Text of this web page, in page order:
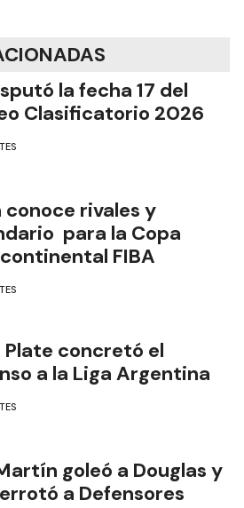
la fecha 17 del
Clasificatorio 2026
conoce rivales y
para la Copa
FIBA
Plate concretó el
a la Liga Argentina
goleó a Douglas y
a Defensores